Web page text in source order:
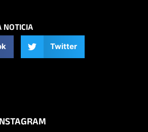
NOTICIA
Twitter